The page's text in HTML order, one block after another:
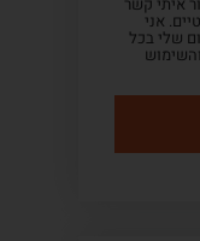
אני
שלי בכל